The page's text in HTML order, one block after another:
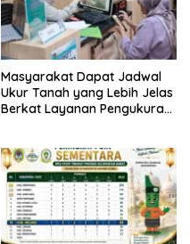
Masyarakat Dapat Jadwal
Ukur Tanah yang Lebih Jelas
Berkat Layanan Pengukuran